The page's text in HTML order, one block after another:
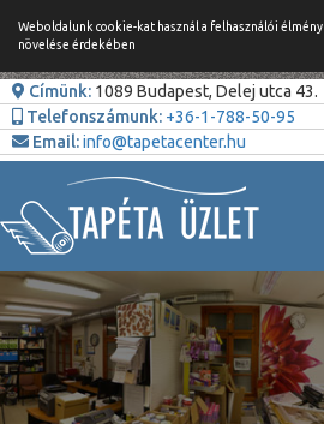
Weboldalunk cookie-kat használ a felhasználói élmény
növelése érdekében
Címünk: 1089 Budapest, Delej utca 43.
Telefonszámunk: +36-1-788-50-95
Email:info@tapetacenter.hu